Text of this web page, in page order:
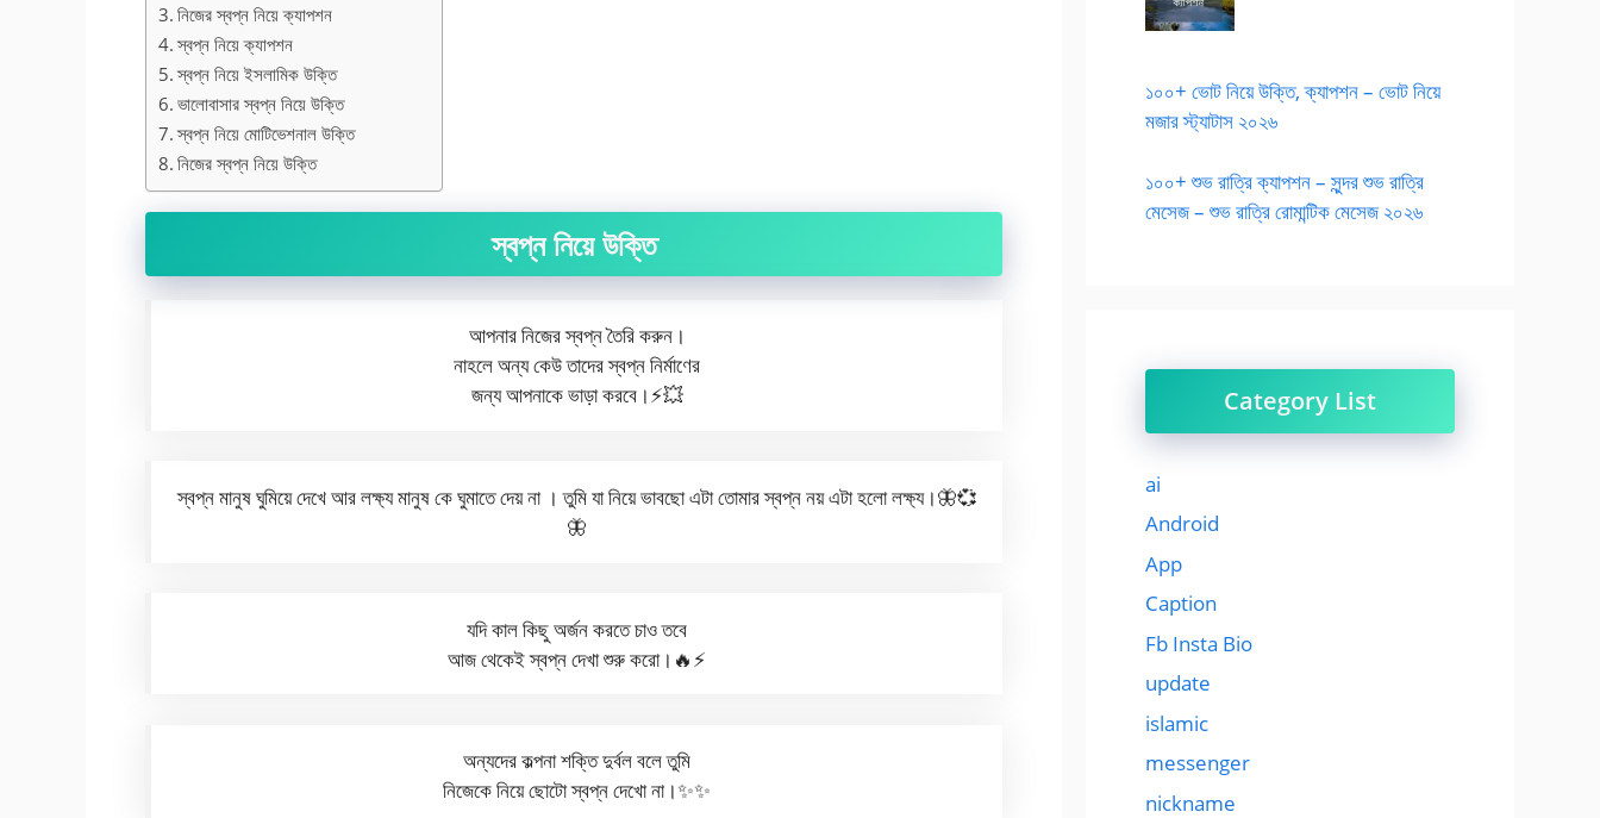
নিজের স্বপ্ন নিয়ে ক্যাপশন
স্বপ্ন নিয়ে ক্যাপশন
স্বপ্ন নিয়ে ইসলামিক উক্তি
ভালোবাসার স্বপ্ন নিয়ে উক্তি
স্বপ্ন নিয়ে মোটিভেশনাল উক্তি
নিজের স্বপ্ন নিয়ে উক্তি
স্বপ্ন নিয়ে উক্তি
আপনার নিজের স্বপ্ন তৈরি করুন।
নাহলে অন্য কেউ তাদের স্বপ্ন নির্মাণের
জন্য আপনাকে ভাড়া করবে।⚡💥
স্বপ্ন মানুষ ঘুমিয়ে দেখে আর লক্ষ্য মানুষ কে ঘুমাতে দেয় না । তুমি যা নিয়ে ভাবছো এটা তোমার স্বপ্ন নয় এটা হলো লক্ষ্য।🦋💞
🦋
যদি কাল কিছু অর্জন করতে চাও তবে
আজ থেকেই স্বপ্ন দেখা শুরু করো।🔥⚡
অন্যদের কল্পনা শক্তি দুর্বল বলে তুমি
নিজেকে নিয়ে ছোটো স্বপ্ন দেখো না।✨✨
১০০+ ভোট নিয়ে উক্তি, ক্যাপশন – ভোট নিয়ে
মজার স্ট্যাটাস ২০২৬
১০০+ শুভ রাত্রি ক্যাপশন – সুন্দর শুভ রাত্রি
মেসেজ – শুভ রাত্রি রোমান্টিক মেসেজ ২০২৬
Category List
ai
Android
App
Caption
Fb Insta Bio
update
islamic
messenger
nickname